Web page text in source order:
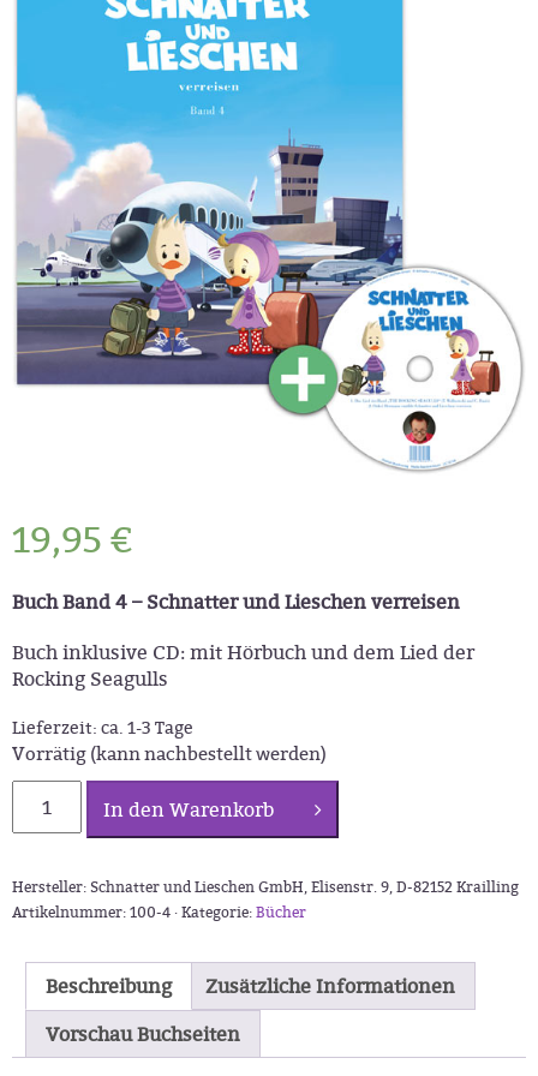
19,95€
Buch Band 4 –Schnatter und Lieschen verreisen
Buch inklusive CD: mit Hörbuch und dem Lied der
Rocking Seagulls
Lieferzeit: ca. 1-3 Tage
Vorrätig (kann nachbestellt werden)
und
Lieschen:
und
CD
Menge
In den Warenkorb
Hersteller: Schnatter und Lieschen GmbH, Elisenstr. 9, D-82152 Krailling
Artikelnummer:100-4 ·Kategorie:Bücher
Beschreibung
Zusätzliche Informationen
Vorschau Buchseiten